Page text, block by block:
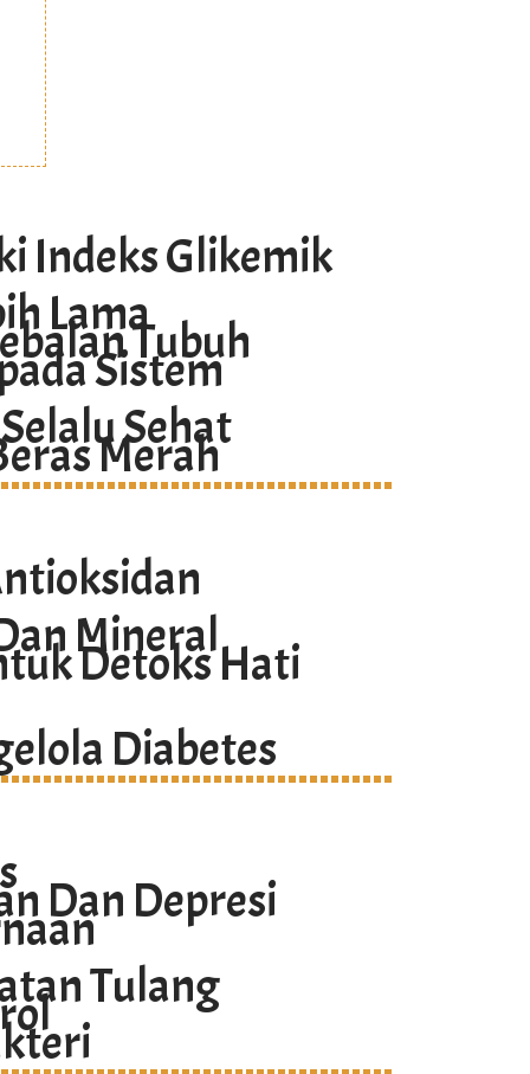
Indeks Glikemik
LamaTubuh
Sistem
Sehat
Merah
Mineral
Detoks Hati
Diabetes
Dan Depresi
Tulang